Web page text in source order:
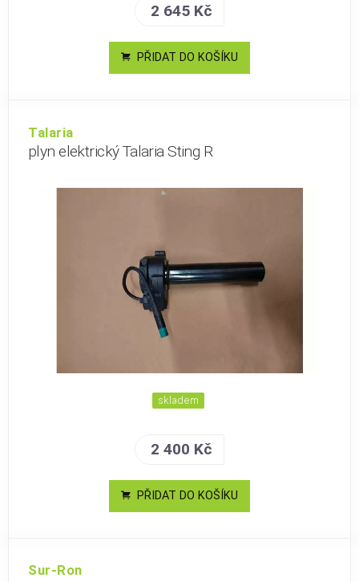
2 645 Kč
PŘIDAT DO KOŠÍKU
Talaria
plyn elektrický Talaria Sting R
skladem
2 400 Kč
PŘIDAT DO KOŠÍKU
Sur-Ron